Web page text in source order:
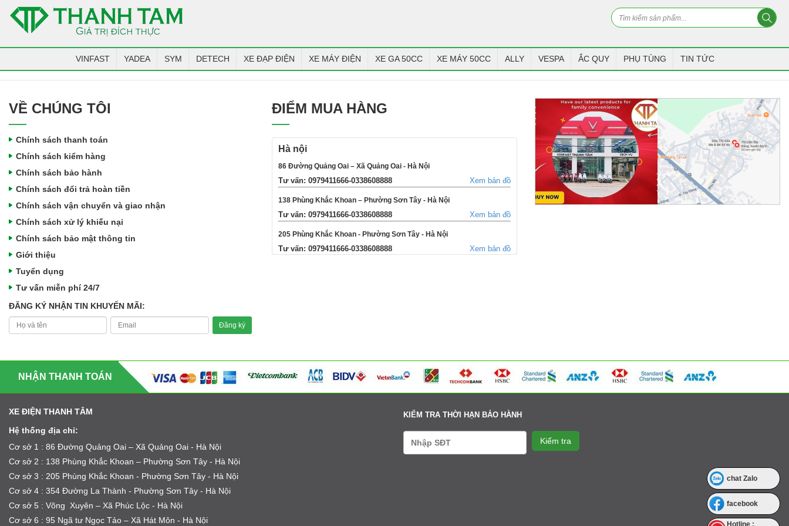
VINFAST YADEA SYM DETECH XE ĐẠP ĐIỆN XE MÁY ĐIỆN XE GA 50CC XE MÁY 50CC ALLY VESPA ẮC QUY PHỤ TÙNG TIN TỨC
VỀ CHÚNG TÔI
Chính sách thanh toán
Chính sách kiểm hàng
Chính sách bảo hành
Chính sách đổi trả hoàn tiền
Chính sách vận chuyển và giao nhận
Chính sách xử lý khiếu nại
Chính sách bảo mật thông tin
Giới thiệu
Tuyển dụng
Tư vấn miễn phí 24/7
ĐĂNG KÝ NHẬN TIN KHUYẾN MÃI:
ĐIỂM MUA HÀNG
Hà nội
86 Đường Quảng Oai – Xã Quảng Oai - Hà Nội
Tư vấn: 0979411666-0338608888 Xem bản đồ
138 Phùng Khắc Khoan – Phường Sơn Tây - Hà Nội
Tư vấn: 0979411666-0338608888 Xem bản đồ
205 Phùng Khắc Khoan - Phường Sơn Tây - Hà Nội
Tư vấn: 0979411666-0338608888 Xem bản đồ
Cụm 6 - Thị Trấn Liên Quan - Thạch Thất - Hà Nội
Tư vấn: 0979411666-0338608888 Xem bản đồ
NHẬN THANH TOÁN
XE ĐIỆN THANH TÂM
Hệ thống địa chỉ:
Cơ sở 1 : 86 Đường Quảng Oai – Xã Quảng Oai - Hà Nội
Cơ sở 2 : 138 Phùng Khắc Khoan – Phường Sơn Tây - Hà Nội
Cơ sở 3 : 205 Phùng Khắc Khoan - Phường Sơn Tây - Hà Nội
Cơ sở 4 : 354 Đường La Thành - Phường Sơn Tây - Hà Nội
Cơ sở 5 : Võng Xuyên – Xã Phúc Lộc - Hà Nội
Cơ sở 6 : 95 Ngã tư Ngọc Tảo – Xã Hát Môn - Hà Nội
chat Zalo
facebook
Hotline :
KIỂM TRA THỜI HẠN BẢO HÀNH